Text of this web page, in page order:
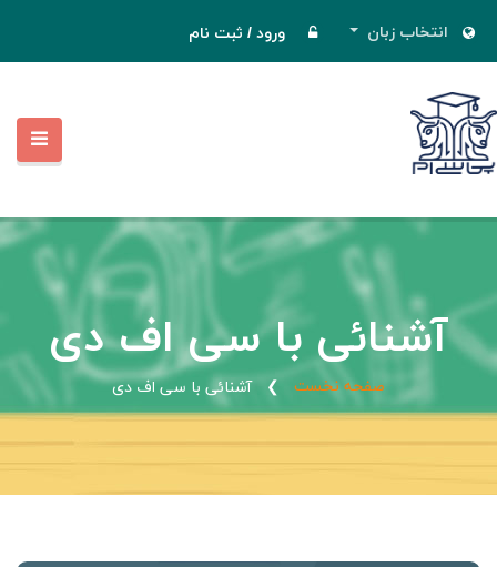
انتخاب زبان ورود / ثبت نام
آشنائی با سی اف دی
صفحه نخست آشنائی با سی اف دی